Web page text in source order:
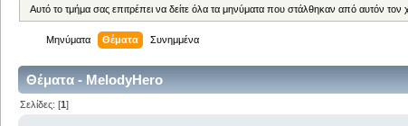
Αυτό το τμήμα σας επιτρέπει να δείτε όλα τα μηνύματα που στάλθηκαν από αυτόν
Μηνύματα Θέματα Συνημμένα
Θέματα - MelodyHero
Σελίδες: [1]